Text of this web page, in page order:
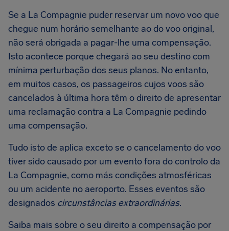
Se a La Compagnie puder reservar um novo voo que
chegue num horário semelhante ao do voo original,
não será obrigada a pagar-lhe uma compensação.
Isto acontece porque chegará ao seu destino com
mínima perturbação dos seus planos. No entanto,
em muitos casos, os passageiros cujos voos são
cancelados à última hora têm o direito de apresentar
uma reclamação contra a La Compagnie pedindo
uma compensação.
Tudo isto de aplica exceto se o cancelamento do voo
tiver sido causado por um evento fora do controlo da
La Compagnie, como más condições atmosféricas
ou um acidente no aeroporto. Esses eventos são
designados circunstâncias extraordinárias.
Saiba mais sobre o seu direito a compensação por